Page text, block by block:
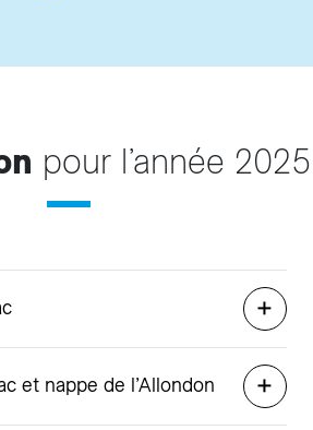
pour l’année 2025
et nappe de l’Allondon